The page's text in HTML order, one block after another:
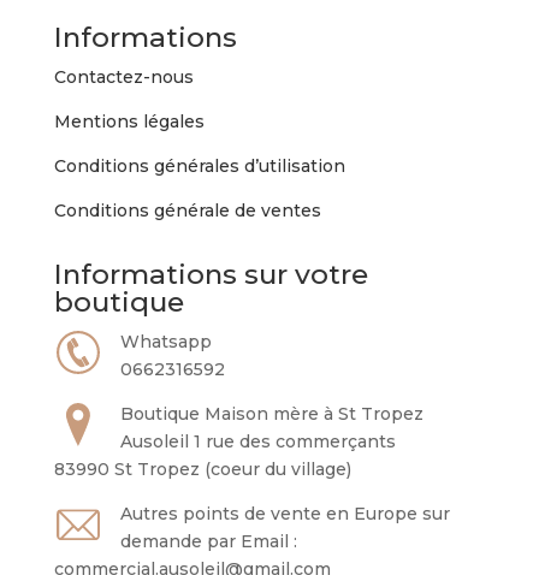
être
page
produit
Informations
Contactez-nous
Mentions légales
Conditions générales d’utilisation
Conditions générale de ventes
Informations sur votre
boutique
Whatsapp
0662316592
Boutique Maison mère à St Tropez
Ausoleil 1 rue des commerçants
83990 St Tropez (coeur du village)
Autres points de vente en Europe sur
demande par Email :
commercial.ausoleil@gmail.com